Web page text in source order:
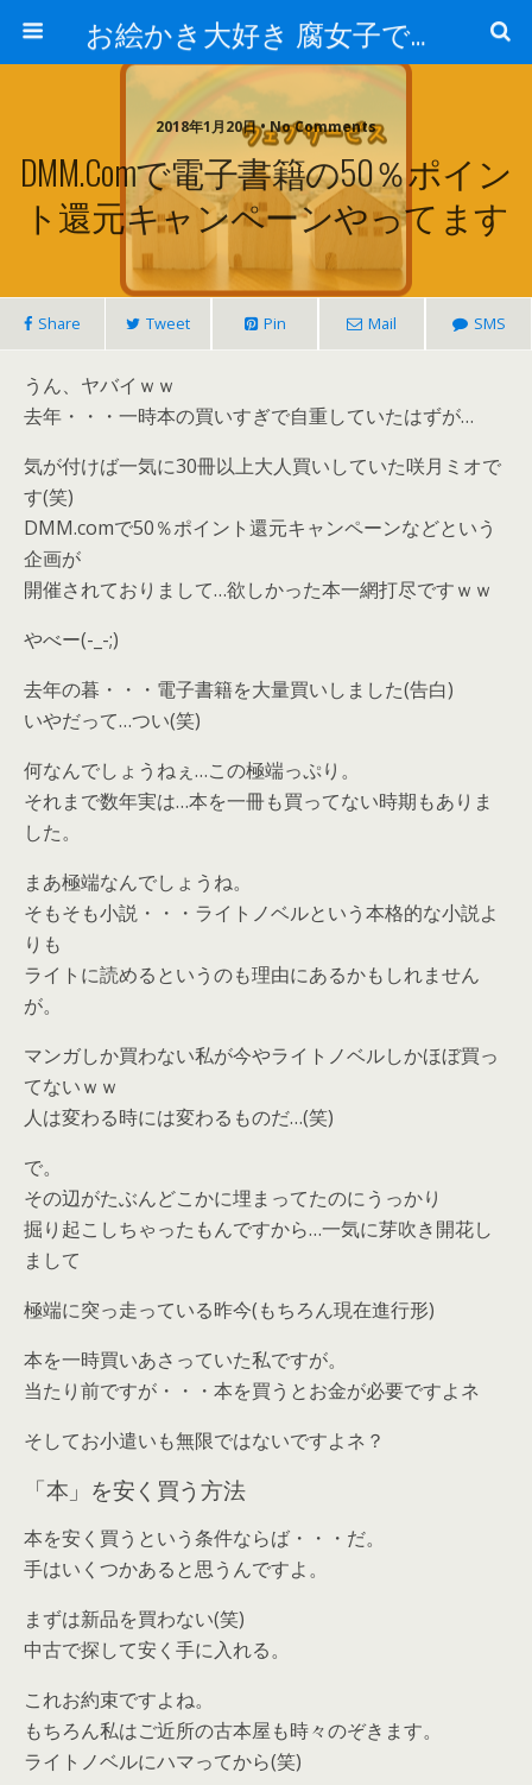
お絵かき大好き 腐女子でゲーマーのおかしな生活
2018年1月20日 • No Comments
DMM.comで電子書籍の50％ポイン
ト還元キャンペーンやってます
Share Tweet Pin Mail SMS
うん、ヤバイｗｗ
去年・・・一時本の買いすぎで自重していたはずが…
気が付けば一気に30冊以上大人買いしていた咲月ミオで
す(笑)
DMM.comで50％ポイント還元キャンペーンなどという
企画が
開催されておりまして…欲しかった本一網打尽ですｗｗ
やべー(-_-;)
去年の暮・・・電子書籍を大量買いしました(告白)
いやだって…つい(笑)
何なんでしょうねぇ…この極端っぷり。
それまで数年実は…本を一冊も買ってない時期もありま
した。
まあ極端なんでしょうね。
そもそも小説・・・ライトノベルという本格的な小説よ
りも
ライトに読めるというのも理由にあるかもしれません
が。
マンガしか買わない私が今やライトノベルしかほぼ買っ
てないｗｗ
人は変わる時には変わるものだ…(笑)
で。
その辺がたぶんどこかに埋まってたのにうっかり
掘り起こしちゃったもんですから…一気に芽吹き開花し
まして
極端に突っ走っている昨今(もちろん現在進行形)
本を一時買いあさっていた私ですが。
当たり前ですが・・・本を買うとお金が必要ですよネ
そしてお小遣いも無限ではないですよネ？
「本」を安く買う方法
本を安く買うという条件ならば・・・だ。
手はいくつかあると思うんですよ。
まずは新品を買わない(笑)
中古で探して安く手に入れる。
これお約束ですよね。
もちろん私はご近所の古本屋も時々のぞきます。
ライトノベルにハマってから(笑)